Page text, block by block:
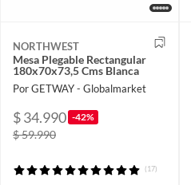
NORTHWEST
Mesa Plegable Rectangular
180x70x73,5 Cms Blanca
Por GETWAY - Globalmarket
$ 34.990 -42%
$ 59.990
(17)